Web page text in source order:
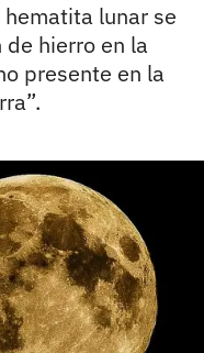
lunar se
hierro en la
presente en la